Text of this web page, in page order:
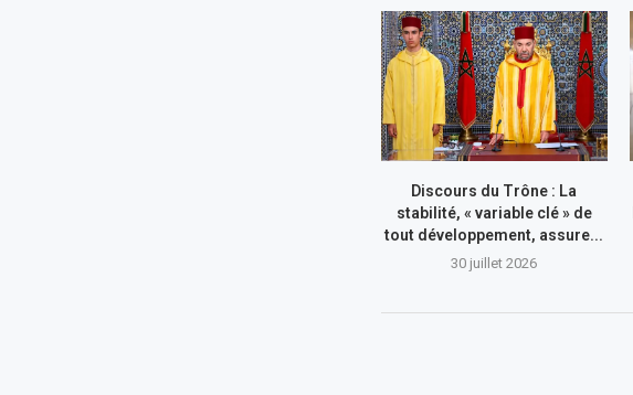
Discours du Trône : La
stabilité, « variable clé » de
tout développement, assure...
30 juillet 2026